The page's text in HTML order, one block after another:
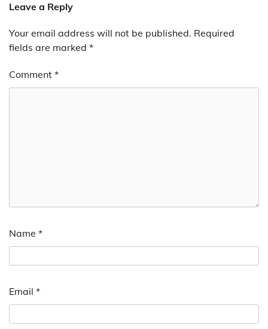
Leave a Reply
Your email address will not be published. Required
fields are marked *
Comment *
Name *
Email *